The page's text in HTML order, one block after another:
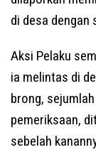
di desa
Aksi Pelaku
ia melintas di
brong,
pemeriksaan,
sebelah